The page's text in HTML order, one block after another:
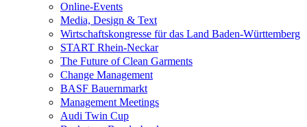
Online-Events
Media, Design & Text
Wirtschaftskongresse für das Land Baden-Württemberg
START Rhein-Neckar
The Future of Clean Garments
Change Management
BASF Bauernmarkt
Management Meetings
Audi Twin Cup